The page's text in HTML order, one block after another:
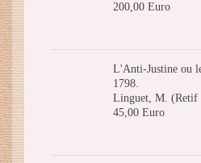
200,00 Euro
L'Anti-Justine ou
1798.
Linguet, M. (Retif
45,00 Euro